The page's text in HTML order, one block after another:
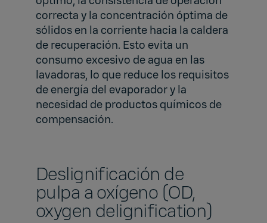
correcta y la concentración óptima de
sólidos en la corriente hacia la caldera
de recuperación. Esto evita un
consumo excesivo de agua en las
lavadoras, lo que reduce los requisitos
de energía del evaporador y la
necesidad de productos químicos de
compensación.
Deslignificación de
pulpa a oxígeno (OD,
oxygen delignification)